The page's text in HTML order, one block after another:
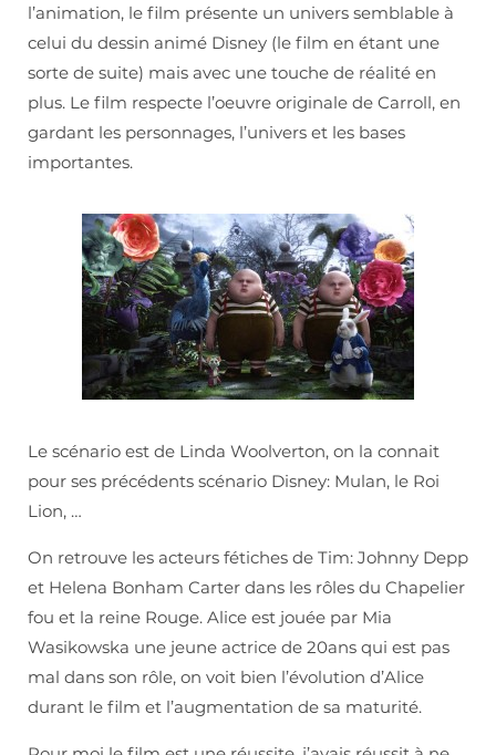
l’animation, le film présente un univers semblable à
celui du dessin animé Disney (le film en étant une
sorte de suite) mais avec une touche de réalité en
plus. Le film respecte l’oeuvre originale de Carroll, en
gardant les personnages, l’univers et les bases
importantes.
Le scénario est de Linda Woolverton, on la connait
pour ses précédents scénario Disney: Mulan, le Roi
Lion, …
On retrouve les acteurs fétiches de Tim: Johnny Depp
et Helena Bonham Carter dans les rôles du Chapelier
fou et la reine Rouge. Alice est jouée par Mia
Wasikowska une jeune actrice de 20ans qui est pas
mal dans son rôle, on voit bien l’évolution d’Alice
durant le film et l’augmentation de sa maturité.